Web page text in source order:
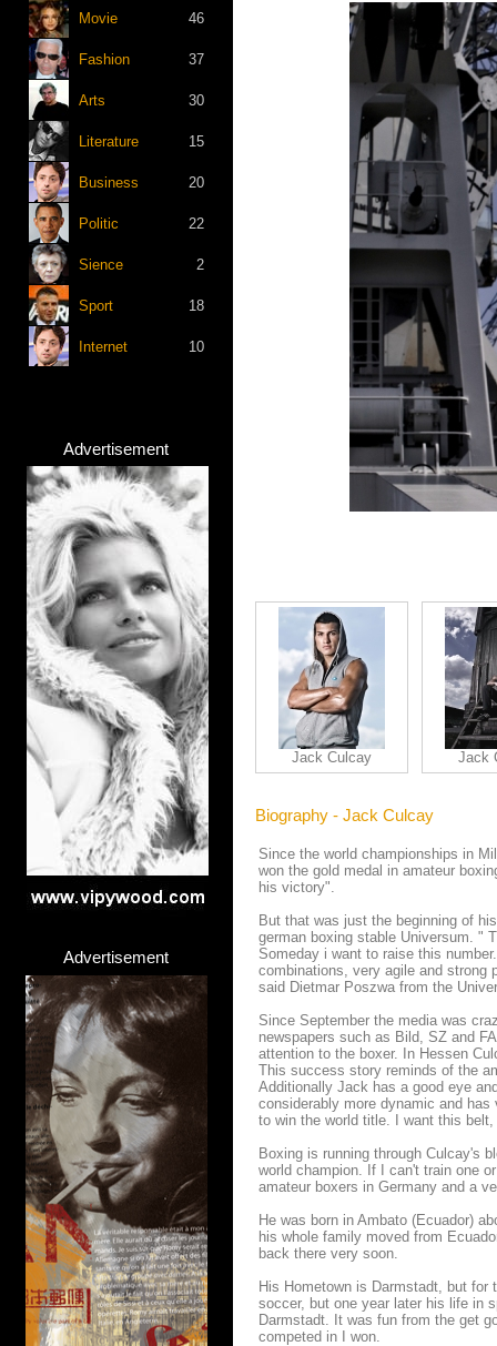
Movie 46
Fashion 37
Arts 30
Literature 15
Business 20
Politic 22
Sience 2
Sport 18
Internet 10
Advertisement
Advertisement
Jack Culcay Jack
Biography - Jack Culcay
Since the world championships in
won the gold medal in amateur
his victory".
But that was just the beginning of
german boxing stable Universum. "
Someday i want to raise this
combinations, very agile and strong
said Dietmar Poszwa from the
Since September the media was
newspapers such as Bild, SZ and
attention to the boxer. In Hessen
This success story reminds of the
Additionally Jack has a good eye
considerably more dynamic and
to win the world title. I want this
Boxing is running through Culcay's
world champion. If I can't train one
amateur boxers in Germany and a
He was born in Ambato (Ecuador)
his whole family moved from
back there very soon.
His Hometown is Darmstadt, but
soccer, but one year later his life in
Darmstadt. It was fun from the get
competed in I won.